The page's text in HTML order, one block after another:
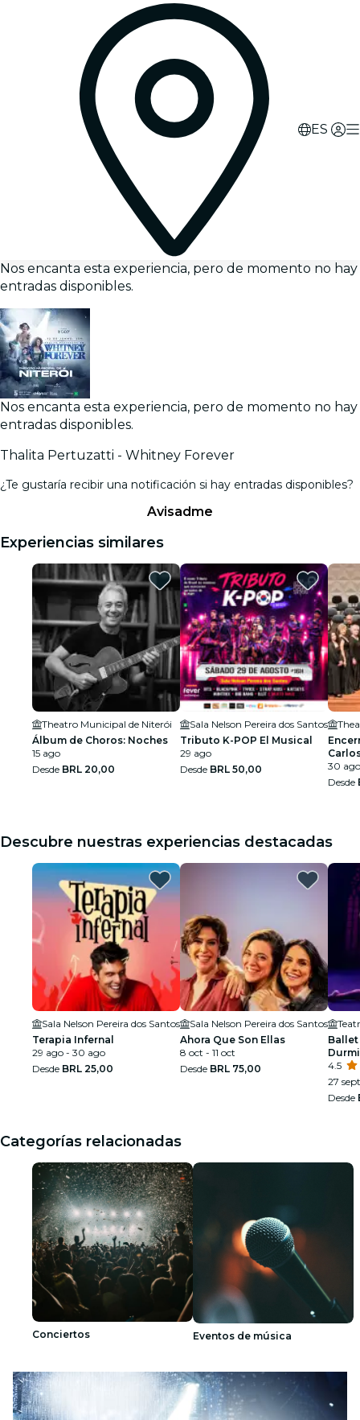
ES
Nos encanta esta experiencia, pero de momento no hay
entradas disponibles.
Nos encanta esta experiencia, pero de momento no hay
entradas disponibles.
Thalita Pertuzatti - Whitney Forever
¿Te gustaría recibir una notificación si hay entradas disponibles?
Avisadme
Experiencias similares
Theatro Municipal de Niterói
Álbum de Choros: Noches
15 ago
Desde BRL 20,00
Sala Nelson Pereira dos Santos
Tributo K-POP El Musical
29 ago
Desde BRL 50,00
de la
30 ago
Desde
Descubre nuestras experiencias destacadas
Sala Nelson Pereira dos Santos
Terapia Infernal
29 ago - 30 ago
Desde BRL 25,00
Sala Nelson Pereira dos Santos
Ahora Que Son Ellas
8 oct - 11 oct
Desde BRL 75,00
Ballet
4.5
27
Desde
Categorías relacionadas
Conciertos Eventos de música